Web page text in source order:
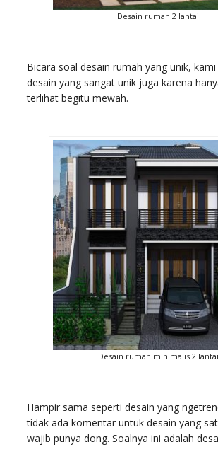
Desain rumah 2 lantai
Bicara soal desain rumah yang unik,
desain yang sangat unik juga karena
terlihat begitu mewah.
Desain rumah minimalis 2 lantai
Hampir sama seperti desain yang
tidak ada komentar untuk desain yang
wajib punya dong. Soalnya ini adalah